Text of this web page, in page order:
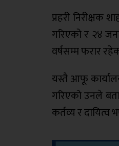
प्रहरी निरीक्षक
गरिएको र २४
वर्षसम्म फरार
यस्तै आफू
गरिएको उनले
कर्तव्य र